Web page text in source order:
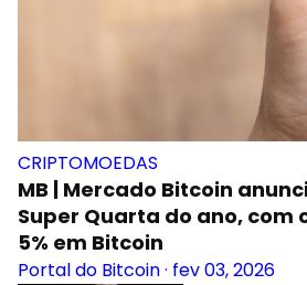
CRIPTOMOEDAS
MB | Mercado Bitcoin
Super Quarta do ano, com
5% em Bitcoin
Portal do Bitcoin· fev 03, 2026